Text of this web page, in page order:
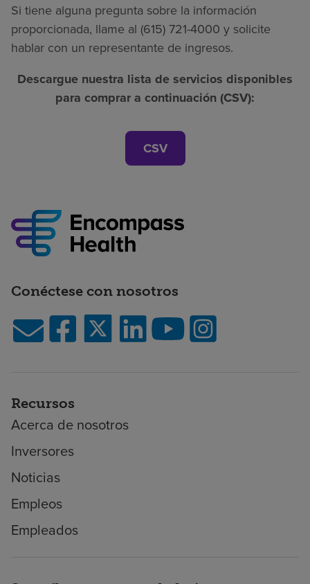
Si tiene alguna pregunta sobre la información
proporcionada, llame al (615) 721-4000 y solicite
hablar con un representante de ingresos.
Descargue nuestra lista de servicios disponibles
para comprar a continuación (CSV):
CSV
Conéctese con nosotros
Recursos
Acerca de nosotros
Inversores
Noticias
Empleos
Empleados